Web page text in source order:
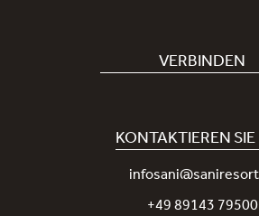
Bei uns arbeiten
Neuigkeiten
Auszeichnungen
Hochzeiten
VERBINDEN
Sani Rewards
KONTAKTIEREN SIE
+49 89143 79500